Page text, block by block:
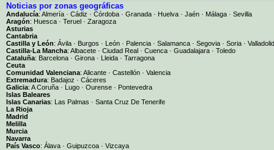
Noticias por zonas geográficas
Andalucía: Almería · Cádiz · Córdoba · Granada · Huelva · Jaén · Málaga · Sevilla
Aragón: Huesca · Teruel · Zaragoza
Asturias
Cantabria
Castilla y León: Ávila · Burgos · León · Palencia · Salamanca · Segovia · Soria · Valladolid
Castilla-La Mancha: Albacete · Ciudad Real · Cuenca · Guadalajara · Toledo
Cataluña: Barcelona · Girona · Lleida · Tarragona
Ceuta
Comunidad Valenciana: Alicante · Castellón · Valencia
Extremadura: Badajoz · Cáceres
Galicia: A Coruña · Lugo · Ourense · Pontevedra
Islas Baleares
Islas Canarias: Las Palmas · Santa Cruz De Tenerife
La Rioja
Madrid
Melilla
Murcia
Navarra
País Vasco: Álava · Guipuzcoa · Vizcaya